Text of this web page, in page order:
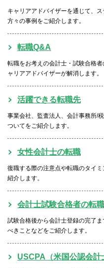
キャリアアドバイザーを通じて、
方々の事例をご紹介します。
転職Q&A
転職をお考えの会計士・試験合格
ャリアアドバイザーが解消します。
活躍できる転職先
事業会社、監査法人、会計事務所/
ついてをご紹介します。
女性会計士の転職
復職する際の注意点や転職のタイ
紹介します。
会計士試験合格者の転職
試験合格後から会計士登録の完了
べきことなどをご紹介します。
USCPA（米国公認会計